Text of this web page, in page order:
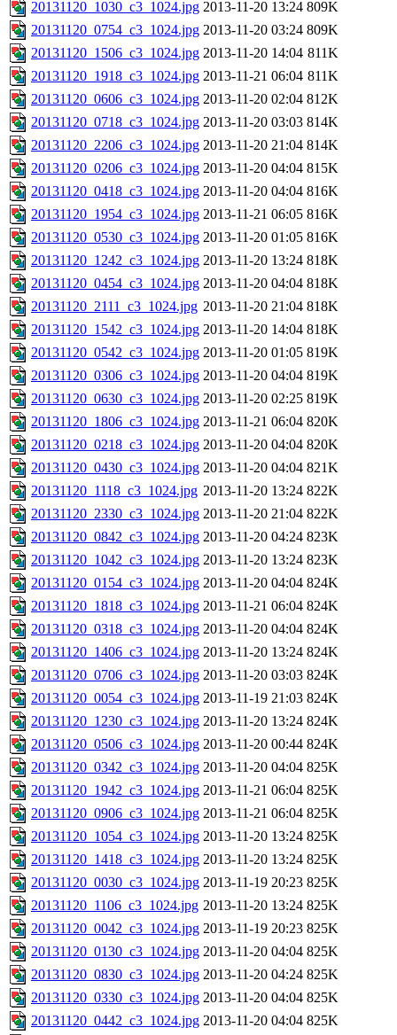
20131120_1030_c3_1024.jpg 2013-11-20 13:24 809K
20131120_0754_c3_1024.jpg 2013-11-20 03:24 809K
20131120_1506_c3_1024.jpg 2013-11-20 14:04 811K
20131120_1918_c3_1024.jpg 2013-11-21 06:04 811K
20131120_0606_c3_1024.jpg 2013-11-20 02:04 812K
20131120_0718_c3_1024.jpg 2013-11-20 03:03 814K
20131120_2206_c3_1024.jpg 2013-11-20 21:04 814K
20131120_0206_c3_1024.jpg 2013-11-20 04:04 815K
20131120_0418_c3_1024.jpg 2013-11-20 04:04 816K
20131120_1954_c3_1024.jpg 2013-11-21 06:05 816K
20131120_0530_c3_1024.jpg 2013-11-20 01:05 816K
20131120_1242_c3_1024.jpg 2013-11-20 13:24 818K
20131120_0454_c3_1024.jpg 2013-11-20 04:04 818K
20131120_2111_c3_1024.jpg 2013-11-20 21:04 818K
20131120_1542_c3_1024.jpg 2013-11-20 14:04 818K
20131120_0542_c3_1024.jpg 2013-11-20 01:05 819K
20131120_0306_c3_1024.jpg 2013-11-20 04:04 819K
20131120_0630_c3_1024.jpg 2013-11-20 02:25 819K
20131120_1806_c3_1024.jpg 2013-11-21 06:04 820K
20131120_0218_c3_1024.jpg 2013-11-20 04:04 820K
20131120_0430_c3_1024.jpg 2013-11-20 04:04 821K
20131120_1118_c3_1024.jpg 2013-11-20 13:24 822K
20131120_2330_c3_1024.jpg 2013-11-20 21:04 822K
20131120_0842_c3_1024.jpg 2013-11-20 04:24 823K
20131120_1042_c3_1024.jpg 2013-11-20 13:24 823K
20131120_0154_c3_1024.jpg 2013-11-20 04:04 824K
20131120_1818_c3_1024.jpg 2013-11-21 06:04 824K
20131120_0318_c3_1024.jpg 2013-11-20 04:04 824K
20131120_1406_c3_1024.jpg 2013-11-20 13:24 824K
20131120_0706_c3_1024.jpg 2013-11-20 03:03 824K
20131120_0054_c3_1024.jpg 2013-11-19 21:03 824K
20131120_1230_c3_1024.jpg 2013-11-20 13:24 824K
20131120_0506_c3_1024.jpg 2013-11-20 00:44 824K
20131120_0342_c3_1024.jpg 2013-11-20 04:04 825K
20131120_1942_c3_1024.jpg 2013-11-21 06:04 825K
20131120_0906_c3_1024.jpg 2013-11-21 06:04 825K
20131120_1054_c3_1024.jpg 2013-11-20 13:24 825K
20131120_1418_c3_1024.jpg 2013-11-20 13:24 825K
20131120_0030_c3_1024.jpg 2013-11-19 20:23 825K
20131120_1106_c3_1024.jpg 2013-11-20 13:24 825K
20131120_0042_c3_1024.jpg 2013-11-19 20:23 825K
20131120_0130_c3_1024.jpg 2013-11-20 04:04 825K
20131120_0830_c3_1024.jpg 2013-11-20 04:24 825K
20131120_0330_c3_1024.jpg 2013-11-20 04:04 825K
20131120_0442_c3_1024.jpg 2013-11-20 04:04 825K